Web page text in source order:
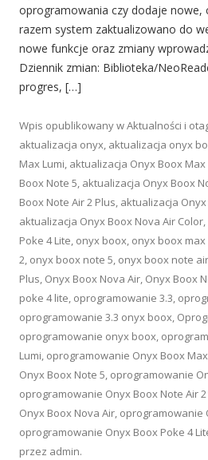
oprogramowania czy dodaje nowe,
razem system zaktualizowano do
nowe funkcje oraz zmiany
Dziennik zmian: Biblioteka/
progres, […]
Wpis opublikowany wAktualności i
aktualizacja onyx, aktualizacja onyx
Max Lumi, aktualizacja Onyx Boox Max
Boox Note 5, aktualizacja Onyx Boox
Boox Note Air 2 Plus, aktualizacja
aktualizacja Onyx Boox Nova Air Color,
Poke 4 Lite, onyx boox, onyx boox max
2, onyx boox note 5, onyx boox note
Plus, Onyx Boox Nova Air, Onyx Boox
poke 4 lite, oprogramowanie 3.3,
oprogramowanie 3.3 onyx boox,
oprogramowanie onyx boox,
Lumi, oprogramowanie Onyx Boox
Onyx Boox Note 5, oprogramowanie
oprogramowanie Onyx Boox Note Air 2
Onyx Boox Nova Air, oprogramowanie
oprogramowanie Onyx Boox Poke 4
przez admin.